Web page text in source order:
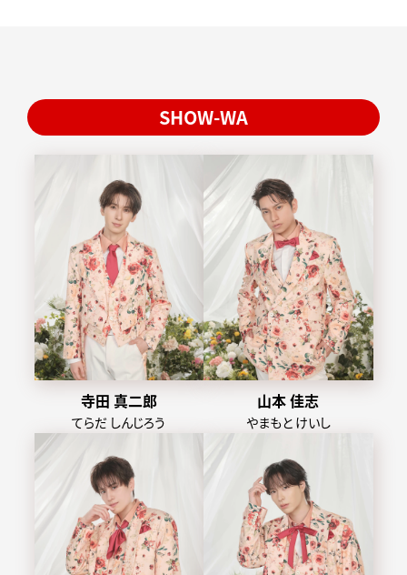
SHOW-WA
寺田 真二郎
てらだ しんじろう
山本 佳志
やまもと けいし